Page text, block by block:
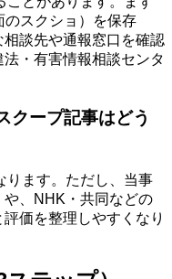
スクショ）を保存
談先や通報窓口を確認
・有害情報相談センタ
クープ記事はどう
ります。ただし、当事
、NHK・共同などの
価を整理しやすくなり